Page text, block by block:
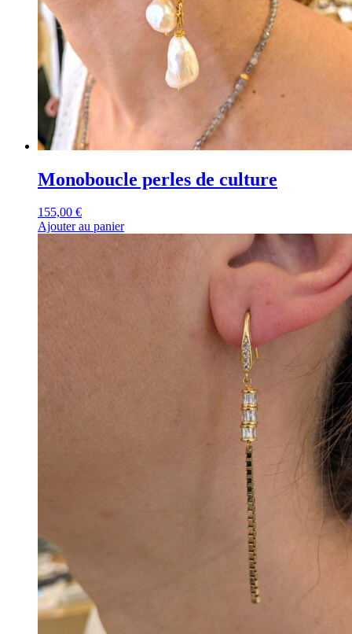
Monoboucle perles de culture
155,00 €
Ajouter au panier